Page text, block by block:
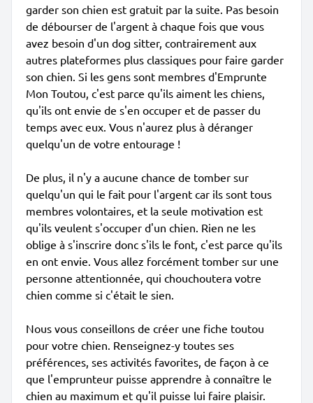
garder son chien est gratuit par la suite. Pas besoin
de débourser de l'argent à chaque fois que vous
avez besoin d'un dog sitter, contrairement aux
autres plateformes plus classiques pour faire garder
son chien. Si les gens sont membres d'Emprunte
Mon Toutou, c'est parce qu'ils aiment les chiens,
qu'ils ont envie de s'en occuper et de passer du
temps avec eux. Vous n'aurez plus à déranger
quelqu'un de votre entourage !
De plus, il n'y a aucune chance de tomber sur
quelqu'un qui le fait pour l'argent car ils sont tous
membres volontaires, et la seule motivation est
qu'ils veulent s'occuper d'un chien. Rien ne les
oblige à s'inscrire donc s'ils le font, c'est parce qu'ils
en ont envie. Vous allez forcément tomber sur une
personne attentionnée, qui chouchoutera votre
chien comme si c'était le sien.
Nous vous conseillons de créer une fiche toutou
pour votre chien. Renseignez-y toutes ses
préférences, ses activités favorites, de façon à ce
que l'emprunteur puisse apprendre à connaître le
chien au maximum et qu'il puisse lui faire plaisir.